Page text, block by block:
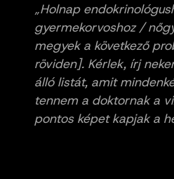
„Holnap
gyermekorvoshoz /
megyek a következő
röviden]. Kérlek, írj
álló listát, amit
tennem a doktornak a
pontos képet kapjak a